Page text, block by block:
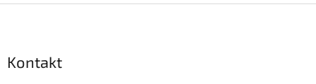
p
aKontakt